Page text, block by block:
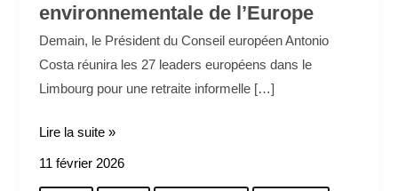
environnementale de l’Europe
Demain, le Président du Conseil européen Antonio
Costa réunira les 27 leaders européens dans le
Limbourg pour une retraite informelle […]
Lire la suite »
11 février 2026